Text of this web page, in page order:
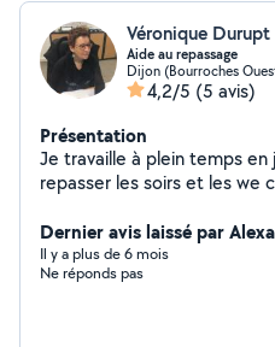
Véronique Durupt
Aide au repassage
Dijon (Bourroches
4,2/5 (5 avis)
Présentation
Je travaille à plein temps
repasser les soirs et les we
absence. Tarif repassage :
Dernier avis laissé par
Il y a plus de 6 mois
Ne réponds pas